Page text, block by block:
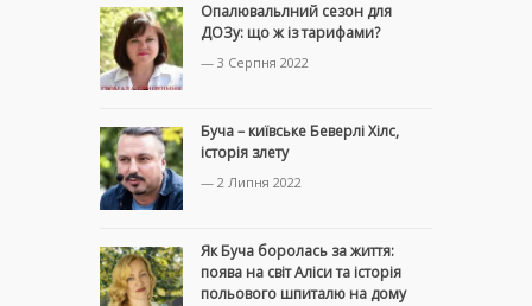
Опалювальлний сезон для
ДОЗу: що ж із тарифами?
— 3 Серпня 2022
Буча – київське Беверлі Хілс,
історія злету
— 2 Липня 2022
Як Буча боролась за життя:
поява на світ Аліси та історія
польового шпиталю на дому